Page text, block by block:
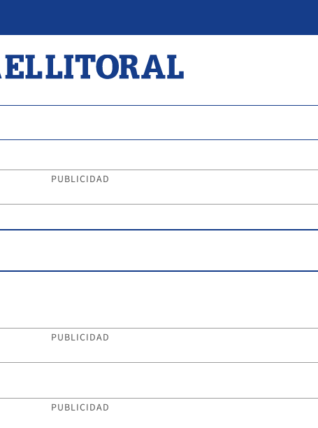
PUBLICIDAD
PUBLICIDAD
PUBLICIDAD